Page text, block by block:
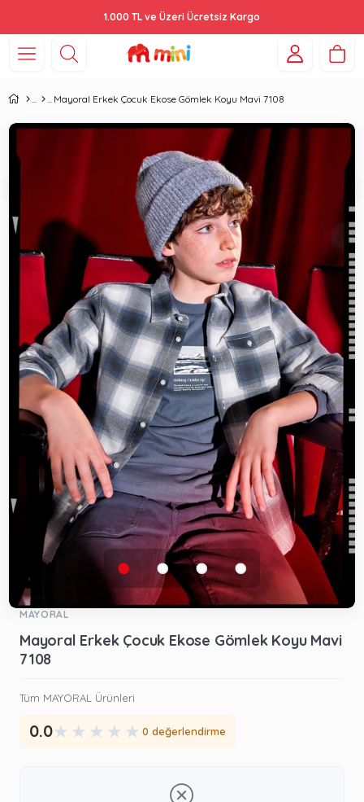
1.000 TL ve Üzeri Ücretsiz Kargo
Mayoral Erkek Çocuk Ekose Gömlek Koyu Mavi 7108
MAYORAL
Mayoral Erkek Çocuk Ekose Gömlek Koyu Mavi
7108
Tüm MAYORAL Ürünleri
0.0★ ★ ★ ★ ★ 0 değerlendirme